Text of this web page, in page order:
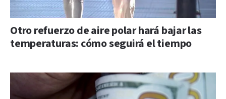
Otro refuerzo de aire polar hará bajar las
temperaturas: cómo seguirá el tiempo